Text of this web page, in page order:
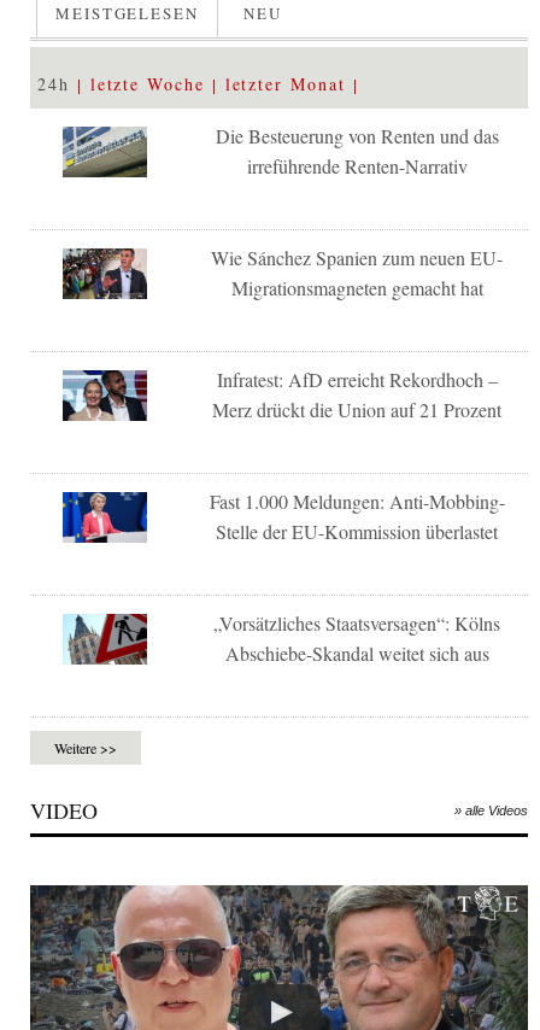
MEISTGELESEN NEU
24h letzte Woche letzter Monat
Die Besteuerung von Renten und das
irreführende Renten-Narrativ
Wie Sánchez Spanien zum neuen EU-
Migrationsmagneten gemacht hat
Infratest: AfD erreicht Rekordhoch –
Merz drückt die Union auf 21 Prozent
Fast 1.000 Meldungen: Anti-Mobbing-
Stelle der EU-Kommission überlastet
„Vorsätzliches Staatsversagen“: Kölns
Abschiebe-Skandal weitet sich aus
Weitere >>
VIDEO » alle Videos